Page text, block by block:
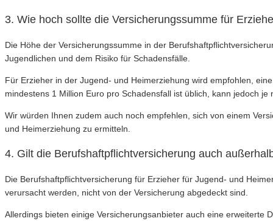
3. Wie hoch sollte die Versicherungssumme für
Die Höhe der Versicherungssumme in der
Jugendlichen und dem Risiko für Schadensfälle.
Für Erzieher in der Jugend- und Heimerziehung wird empfohlen,
mindestens 1 Million Euro pro Schadensfall ist üblich, kann jedoch
Wir würden Ihnen zudem auch noch empfehlen, sich von einem
und Heimerziehung zu ermitteln.
4. Gilt die Berufshaftpflichtversicherung auch
Die Berufshaftpflichtversicherung für Erzieher für Jugend- und
verursacht werden, nicht von der Versicherung abgedeckt sind.
Allerdings bieten einige Versicherungsanbieter auch eine erweiterte